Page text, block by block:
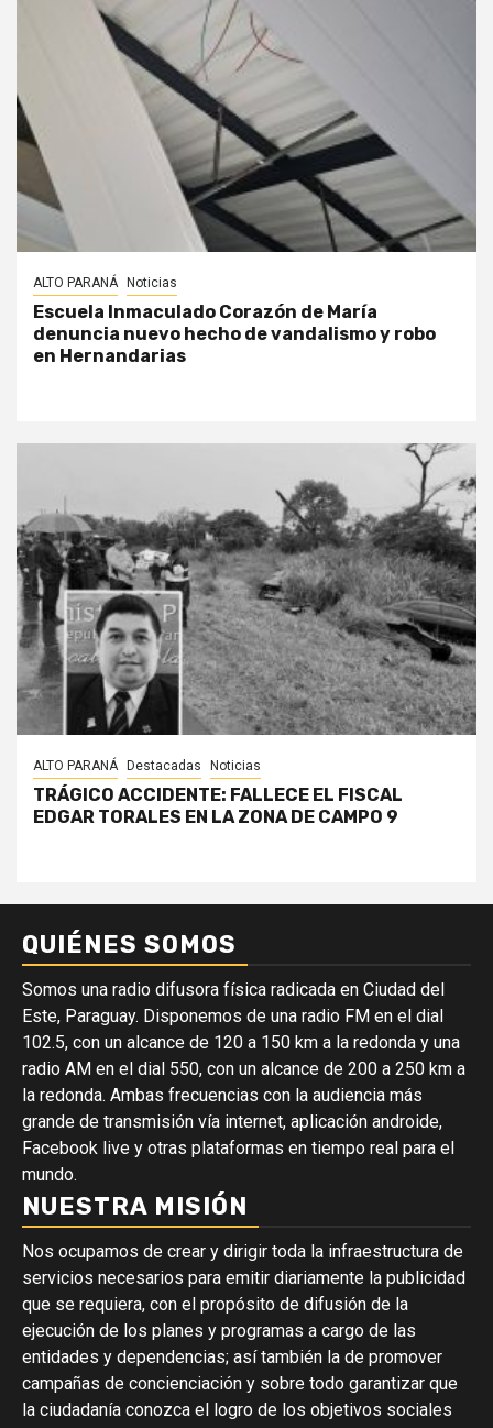
ALTO PARANÁ Noticias
Escuela Inmaculado Corazón de María
denuncia nuevo hecho de vandalismo y robo
en Hernandarias
ALTO PARANÁ Destacadas Noticias
TRÁGICO ACCIDENTE: FALLECE EL FISCAL
EDGAR TORALES EN LA ZONA DE CAMPO 9
QUIÉNES SOMOS
Somos una radio difusora física radicada en Ciudad del
Este, Paraguay. Disponemos de una radio FM en el dial
102.5, con un alcance de 120 a 150 km a la redonda y una
radio AM en el dial 550, con un alcance de 200 a 250 km a
la redonda. Ambas frecuencias con la audiencia más
grande de transmisión vía internet, aplicación androide,
Facebook live y otras plataformas en tiempo real para el
mundo.
NUESTRA MISIÓN
Nos ocupamos de crear y dirigir toda la infraestructura de
servicios necesarios para emitir diariamente la publicidad
que se requiera, con el propósito de difusión de la
ejecución de los planes y programas a cargo de las
entidades y dependencias; así también la de promover
campañas de concienciación y sobre todo garantizar que
la ciudadanía conozca el logro de los objetivos sociales